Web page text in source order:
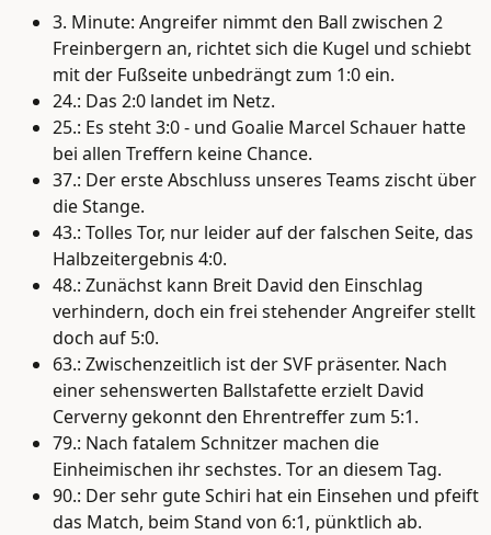
3. Minute: Angreifer nimmt den Ball zwischen 2
Freinbergern an, richtet sich die Kugel und schiebt
mit der Fußseite unbedrängt zum 1:0 ein.
24.: Das 2:0 landet im Netz.
25.: Es steht 3:0 - und Goalie Marcel Schauer hatte
bei allen Treffern keine Chance.
37.: Der erste Abschluss unseres Teams zischt über
die Stange.
43.: Tolles Tor, nur leider auf der falschen Seite, das
Halbzeitergebnis 4:0.
48.: Zunächst kann Breit David den Einschlag
verhindern, doch ein frei stehender Angreifer stellt
doch auf 5:0.
63.: Zwischenzeitlich ist der SVF präsenter. Nach
einer sehenswerten Ballstafette erzielt David
Cerverny gekonnt den Ehrentreffer zum 5:1.
79.: Nach fatalem Schnitzer machen die
Einheimischen ihr sechstes. Tor an diesem Tag.
90.: Der sehr gute Schiri hat ein Einsehen und pfeift
das Match, beim Stand von 6:1, pünktlich ab.